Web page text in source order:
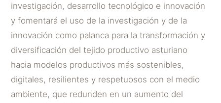
investigación, desarrollo tecnológico e innovación
y fomentará el uso de la investigación y de la
innovación como palanca para la transformación y
diversificación del tejido productivo asturiano
hacia modelos productivos más sostenibles,
digitales, resilientes y respetuosos con el medio
ambiente, que redunden en un aumento del